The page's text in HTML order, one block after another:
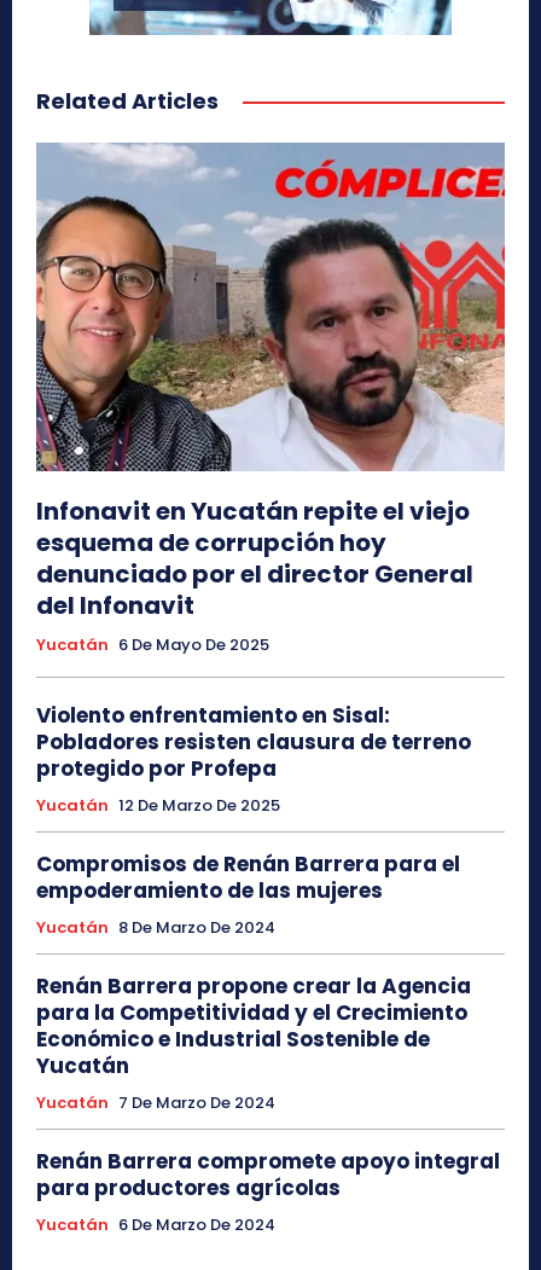
Related Articles
Infonavit en Yucatán repite el viejo
esquema de corrupción hoy
denunciado por el director General
del Infonavit
Yucatán 6 De Mayo De 2025
Violento enfrentamiento en Sisal:
Pobladores resisten clausura de terreno
protegido por Profepa
Yucatán 12 De Marzo De 2025
Compromisos de Renán Barrera para el
empoderamiento de las mujeres
Yucatán 8 De Marzo De 2024
Renán Barrera propone crear la Agencia
para la Competitividad y el Crecimiento
Económico e Industrial Sostenible de
Yucatán
Yucatán 7 De Marzo De 2024
Renán Barrera compromete apoyo integral
para productores agrícolas
Yucatán 6 De Marzo De 2024